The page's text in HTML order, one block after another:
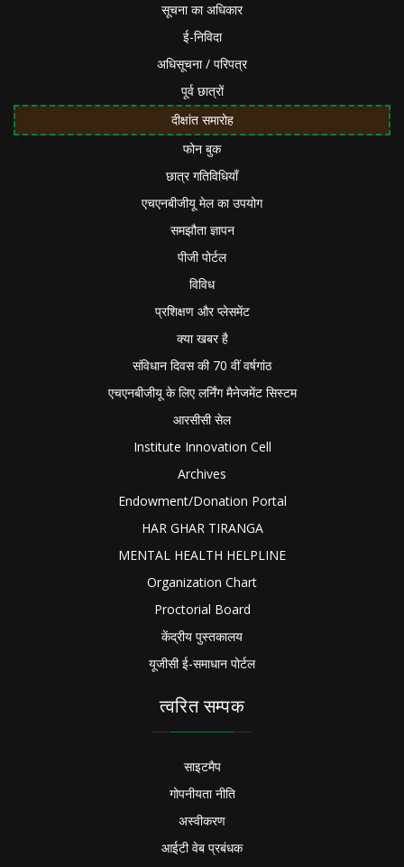
सूचना का अधिकार
ई-निविदा
अधिसूचना / परिपत्र
पूर्व छात्रों
दीक्षांत समारोह
फोन बुक
छात्र गतिविधियाँ
एचएनबीजीयू मेल का उपयोग
समझौता ज्ञापन
पीजी पोर्टल
विविध
प्रशिक्षण और प्लेसमेंट
क्या खबर है
संविधान दिवस की 70 वीं वर्षगांठ
एचएनबीजीयू के लिए लर्निंग मैनेजमेंट सिस्टम
आरसीसी सेल
Institute Innovation Cell
Archives
Endowment/Donation Portal
HAR GHAR TIRANGA
MENTAL HEALTH HELPLINE
Organization Chart
Proctorial Board
केंद्रीय पुस्तकालय
यूजीसी ई-समाधान पोर्टल
त्वरित सम्पक
साइटमैप
गोपनीयता नीति
अस्वीकरण
आईटी वेब प्रबंधक